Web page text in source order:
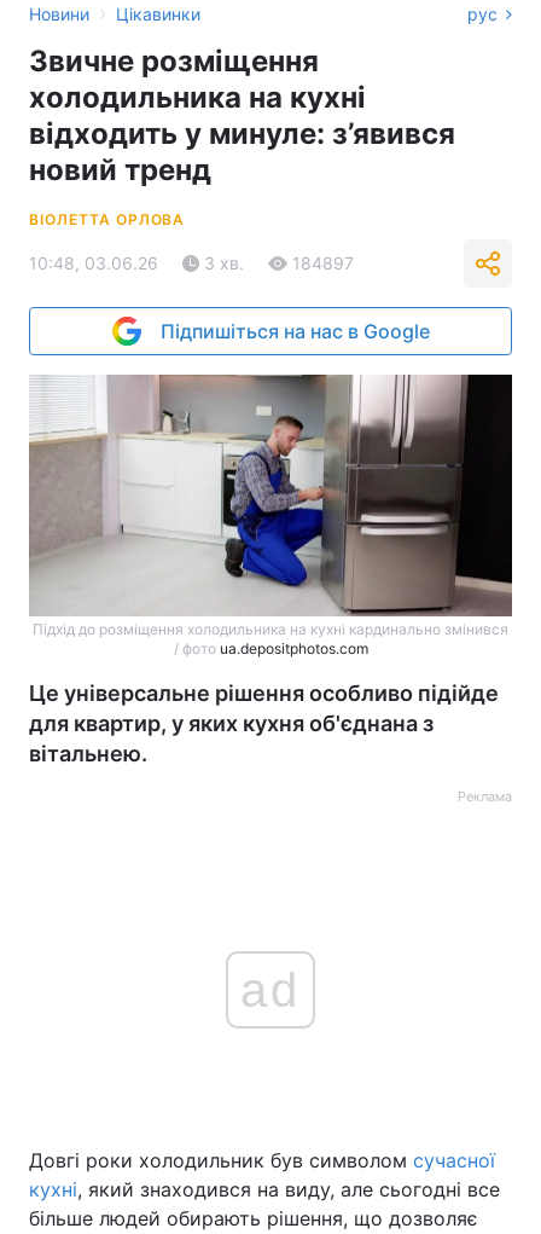
Новини › Цікавинки рус
Звичне розміщення
холодильника на кухні
відходить у минуле: з’явився
новий тренд
ВІОЛЕТТА ОРЛОВА
10:48, 03.06.26 3 хв. 184897
Підпишіться на нас в Google
Підхід до розміщення холодильника на кухні кардинально змінився
/ фото ua.depositphotos.com
Це універсальне рішення особливо підійде
для квартир, у яких кухня об'єднана з
вітальнею.
Реклама
ad
Довгі роки холодильник був символом сучасної
кухні, який знаходився на виду, але сьогодні все
більше людей обирають рішення, що дозволяє